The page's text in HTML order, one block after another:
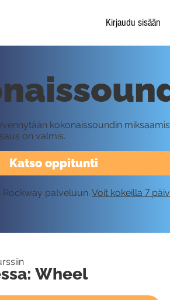
Kirjaudu sisään
Katso oppitunti
kokonaissoundin
on valmis.
Rockway palveluun. Voit kokeilla 7
Wheel